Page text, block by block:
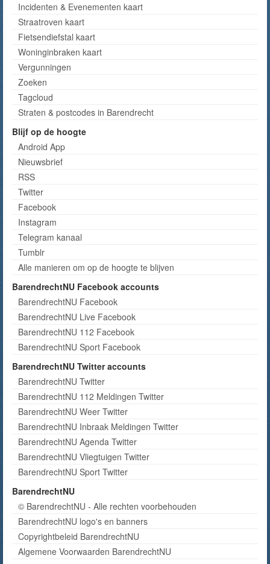
Incidenten & Evenementen kaart
Straatroven kaart
Fietsendiefstal kaart
Woninginbraken kaart
Vergunningen
Zoeken
Tagcloud
Straten & postcodes in Barendrecht
Blijf op de hoogte
Android App
Nieuwsbrief
RSS
Twitter
Facebook
Instagram
Telegram kanaal
Tumblr
Alle manieren om op de hoogte te blijven
BarendrechtNU Facebook accounts
BarendrechtNU Facebook
BarendrechtNU Live Facebook
BarendrechtNU 112 Facebook
BarendrechtNU Sport Facebook
BarendrechtNU Twitter accounts
BarendrechtNU Twitter
BarendrechtNU 112 Meldingen Twitter
BarendrechtNU Weer Twitter
BarendrechtNU Inbraak Meldingen Twitter
BarendrechtNU Agenda Twitter
BarendrechtNU Vliegtuigen Twitter
BarendrechtNU Sport Twitter
BarendrechtNU
© BarendrechtNU - Alle rechten voorbehouden
BarendrechtNU logo's en banners
Copyrightbeleid BarendrechtNU
Algemene Voorwaarden BarendrechtNU